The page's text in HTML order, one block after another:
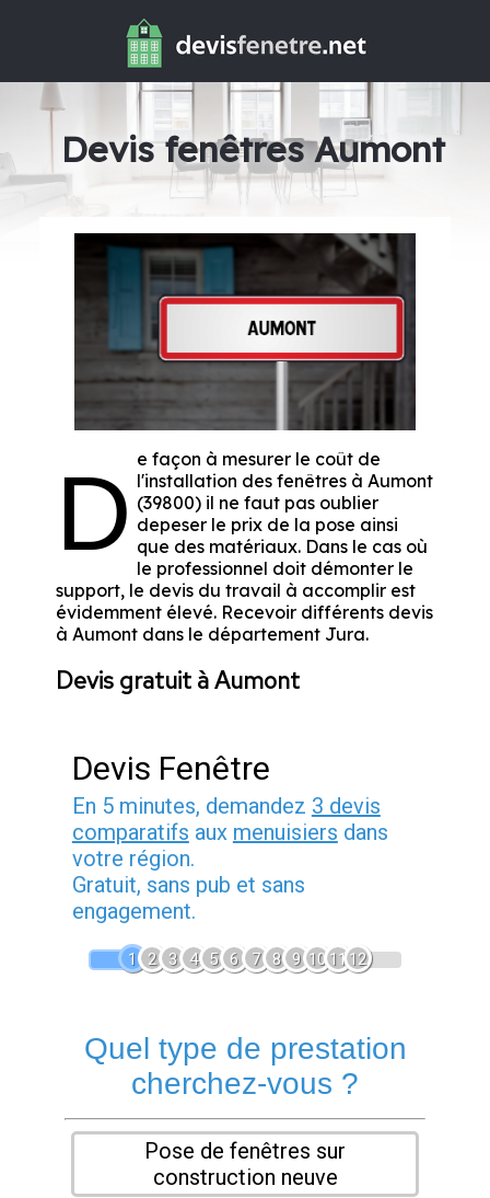
Devis fenêtres Aumont
D e façon à mesurer le coût de
l'installation des fenêtres à Aumont
(39800) il ne faut pas oublier
depeser le prix de la pose ainsi
que des matériaux. Dans le cas où
le professionnel doit démonter le
support, le devis du travail à accomplir est
évidemment élevé. Recevoir différents devis
à Aumont dans le département Jura.
Devis gratuit à Aumont
Devis Fenêtre
En 5 minutes, demandez 3 devis
comparatifs aux menuisiers dans
votre région.
Gratuit, sans pub et sans
engagement.
1 2 3 4 5 6 7 8 9 1011 12
Quel type de prestation
cherchez-vous ?
Pose de fenêtres sur
construction neuve